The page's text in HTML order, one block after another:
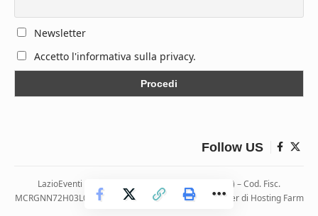
Newsletter
Accetto l'informativa sulla privacy.
Follow US
LazioEventi – Via Monticelli, 9 04026 Minturno (LT) – Cod. Fisc.
MCRGNN72H03L083H | Hosting ospitato presso i server di Hosting Farm